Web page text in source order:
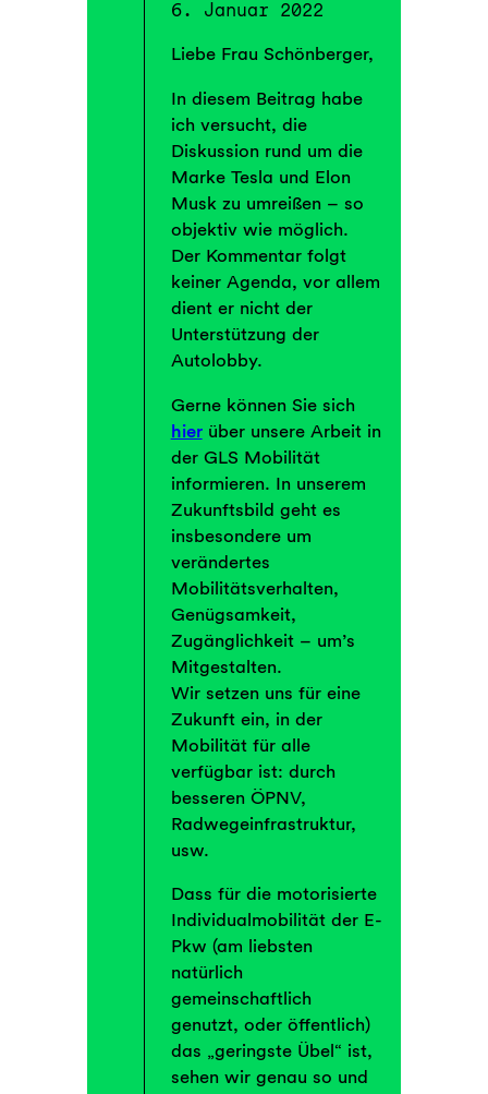
6. Januar 2022
Liebe Frau Schönberger,
In diesem Beitrag habe
ich versucht, die
Diskussion rund um die
Marke Tesla und Elon
Musk zu umreißen – so
objektiv wie möglich.
Der Kommentar folgt
keiner Agenda, vor allem
dient er nicht der
Unterstützung der
Autolobby.
Gerne können Sie sich
hierüber unsere Arbeit in
der GLS Mobilität
informieren. In unserem
Zukunftsbild geht es
insbesondere um
verändertes
Mobilitätsverhalten,
Genügsamkeit,
Zugänglichkeit – um’s
Mitgestalten.
Wir setzen uns für eine
Zukunft ein, in der
Mobilität für alle
verfügbar ist: durch
besseren ÖPNV,
Radwegeinfrastruktur,
usw.
Dass für die motorisierte
Individualmobilität der E-
Pkw (am liebsten
natürlich
gemeinschaftlich
genutzt, oder öffentlich)
das „geringste Übel“ ist,
sehen wir genau so und